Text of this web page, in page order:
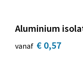
Aluminium
vanaf € 0,57